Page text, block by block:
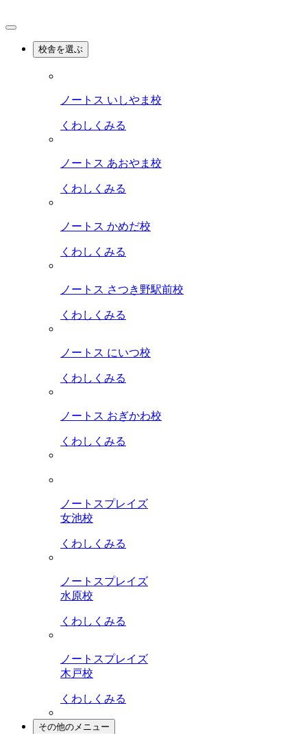
校舎を選ぶ
ノートス いしやま校
くわしくみる
ノートス あおやま校
くわしくみる
ノートス かめだ校
くわしくみる
ノートス さつき野駅前校
くわしくみる
ノートス にいつ校
くわしくみる
ノートス おぎかわ校
くわしくみる
ノートスプレイズ
女池校
くわしくみる
ノートスプレイズ
水原校
くわしくみる
ノートスプレイズ
木戸校
くわしくみる
その他のメニュー